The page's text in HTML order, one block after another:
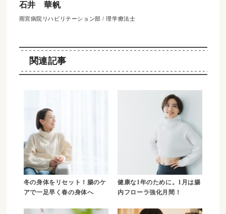
石井 華帆
雨宮病院リハビリテーション部 / 理学療法士
関連記事
冬の身体をリセット！腸のケ
アで一足早く春の身体へ
健康な1年のために。1月は腸
内フローラ強化月間！